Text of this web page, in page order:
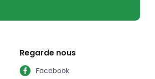
Regarde nous
Facebook